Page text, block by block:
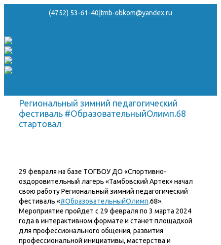
(4752) 53-61-40 tmb-obkom@yandex.ru
Региональный зимний педагогический
фестиваль #ОбразовательныйОлимп.68
стартовал
29 февраля на базе ТОГБОУ ДО «Спортивно-
оздоровительный лагерь «Тамбовский Артек» начал
свою работу Региональный зимний педагогический
фестиваль «#ОбразовательныйОлимп.68».
Мероприятие пройдет с 29 февраля по 3 марта 2024
года в интерактивном формате и станет площадкой
для профессионального общения, развития
профессиональной инициативы, мастерства и